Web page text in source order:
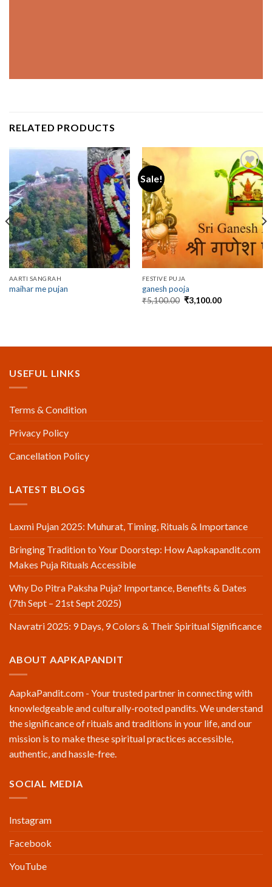
RELATED PRODUCTS
AARTI SANGRAH
maihar me pujan
Sale!
FESTIVE PUJA
ganesh pooja
₹5,100.00 Original
price
₹3,100.00Current
USEFUL LINKS
Terms & Condition
Privacy Policy
Cancellation Policy
LATEST BLOGS
Laxmi Pujan 2025: Muhurat, Timing, Rituals & Importance
Bringing Tradition to Your Doorstep: How Aapkapandit.com
Makes Puja Rituals Accessible
Why Do Pitra Paksha Puja? Importance, Benefits & Dates
(7th Sept – 21st Sept 2025)
Navratri 2025: 9 Days, 9 Colors & Their Spiritual Significance
ABOUT AAPKAPANDIT
AapkaPandit.com - Your trusted partner in connecting with
knowledgeable and culturally-rooted pandits. We understand
the significance of rituals and traditions in your life, and our
mission is to make these spiritual practices accessible,
authentic, and hassle-free.
SOCIAL MEDIA
Instagram
Facebook
YouTube